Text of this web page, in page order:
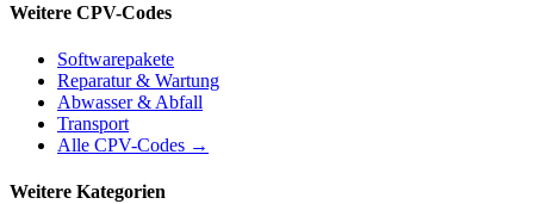
Weitere CPV-Codes
Softwarepakete
Reparatur & Wartung
Abwasser & Abfall
Transport
Alle CPV-Codes →
Weitere Kategorien